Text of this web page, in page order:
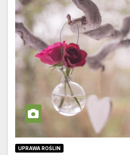
UPRAWA ROŚLIN